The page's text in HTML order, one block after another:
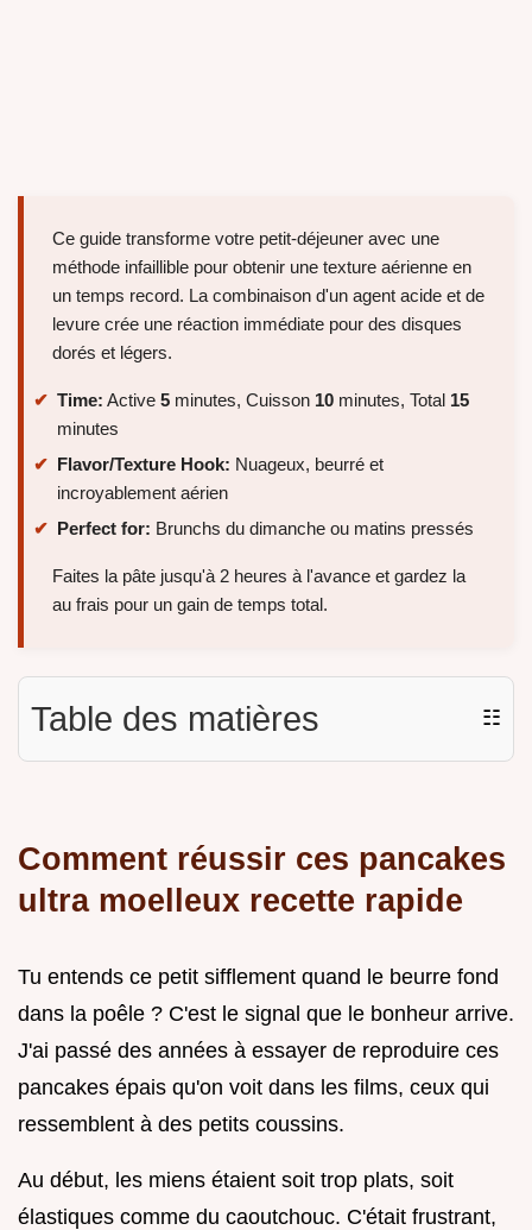
Ce guide transforme votre petit-déjeuner avec une
méthode infaillible pour obtenir une texture aérienne en
un temps record. La combinaison d'un agent acide et de
levure crée une réaction immédiate pour des disques
dorés et légers.
Time: Active 5 minutes, Cuisson 10 minutes, Total 15
minutes
Flavor/Texture Hook: Nuageux, beurré et
incroyablement aérien
Perfect for: Brunchs du dimanche ou matins pressés
Faites la pâte jusqu'à 2 heures à l'avance et gardez la
au frais pour un gain de temps total.
Table des matières ☷
Comment réussir ces pancakes
ultra moelleux recette rapide
Tu entends ce petit sifflement quand le beurre fond
dans la poêle ? C'est le signal que le bonheur arrive.
J'ai passé des années à essayer de reproduire ces
pancakes épais qu'on voit dans les films, ceux qui
ressemblent à des petits coussins.
Au début, les miens étaient soit trop plats, soit
élastiques comme du caoutchouc. C'était frustrant,